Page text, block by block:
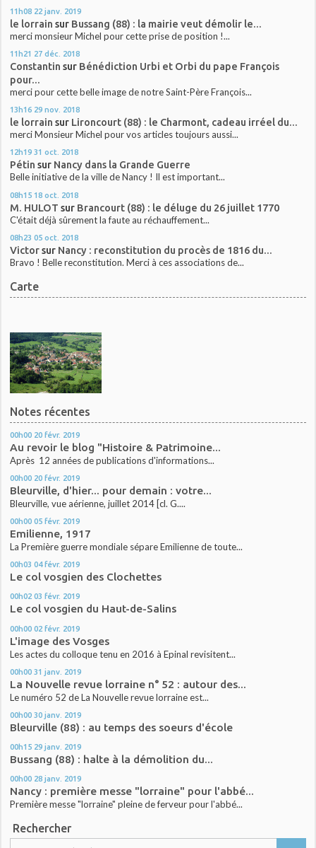
11h08 22 janv. 2019
le lorrain sur Bussang (88) : la mairie veut démolir le...
merci monsieur Michel pour cette prise de position !...
11h21 27 déc. 2018
Constantin sur Bénédiction Urbi et Orbi du pape François
pour...
merci pour cette belle image de notre Saint-Père François...
13h16 29 nov. 2018
le lorrain sur Lironcourt (88) : le Charmont, cadeau irréel du...
merci Monsieur Michel pour vos articles toujours aussi...
12h19 31 oct. 2018
Pétin sur Nancy dans la Grande Guerre
Belle initiative de la ville de Nancy ! Il est important...
08h15 18 oct. 2018
M. HULOT sur Brancourt (88) : le déluge du 26 juillet 1770
C'était déjà sûrement la faute au réchauffement...
08h23 05 oct. 2018
Victorsur Nancy : reconstitution du procès de 1816 du...
Bravo ! Belle reconstitution. Merci à ces associations de...
Carte
Notes récentes
00h00 20 févr. 2019
Au revoir le blog "Histoire & Patrimoine...
Après 12 années de publications d'informations...
00h00 20 févr. 2019
Bleurville, d'hier... pour demain : votre...
Bleurville, vue aérienne, juillet 2014 [cl. G....
00h00 05 févr. 2019
Emilienne, 1917
La Première guerre mondiale sépare Emilienne de toute...
00h03 04 févr. 2019
Le col vosgien des Clochettes
00h02 03 févr. 2019
Le col vosgien du Haut-de-Salins
00h00 02 févr. 2019
L'image des Vosges
Les actes du colloque tenu en 2016 à Epinal revisitent...
00h00 31 janv. 2019
La Nouvelle revue lorraine n° 52 : autour des...
Le numéro 52 de La Nouvelle revue lorraine est...
00h00 30 janv. 2019
Bleurville (88) : au temps des soeurs d'école
00h15 29 janv. 2019
Bussang (88) : halte à la démolition du...
00h00 28 janv. 2019
Nancy : première messe "lorraine" pour l'abbé...
Première messe "lorraine" pleine de ferveur pour l'abbé...
Rechercher